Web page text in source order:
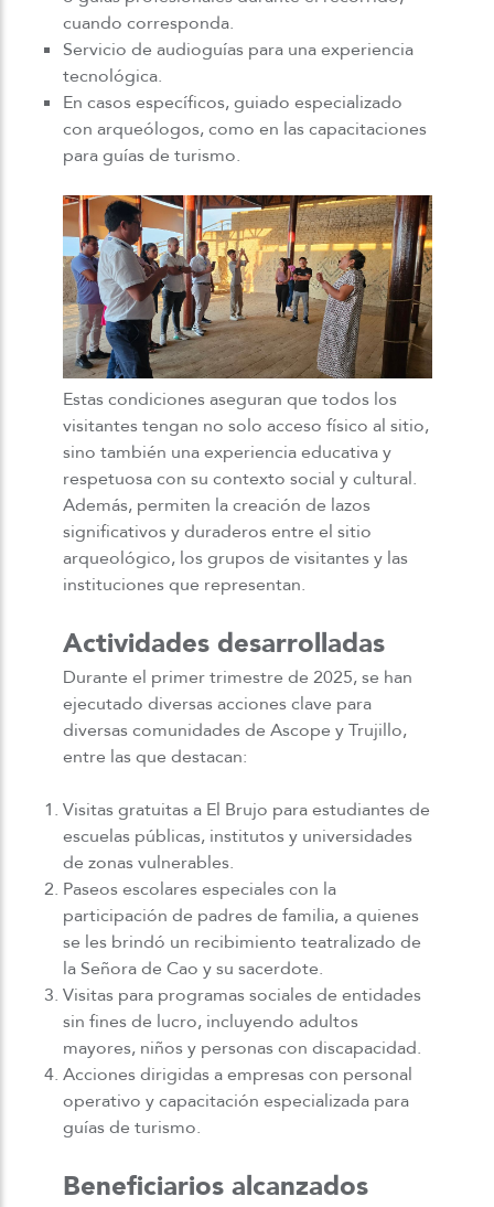
cuando corresponda.
Servicio de audioguías para una experiencia
tecnológica.
En casos específicos, guiado especializado
con arqueólogos, como en las capacitaciones
para guías de turismo.
Estas condiciones aseguran que todos los
visitantes tengan no solo acceso físico al sitio,
sino también una experiencia educativa y
respetuosa con su contexto social y cultural.
Además, permiten la creación de lazos
significativos y duraderos entre el sitio
arqueológico, los grupos de visitantes y las
instituciones que representan.
Actividades desarrolladas
Durante el primer trimestre de 2025, se han
ejecutado diversas acciones clave para
diversas comunidades de Ascope y Trujillo,
entre las que destacan:
Visitas gratuitas a El Brujo para estudiantes de
escuelas públicas, institutos y universidades
de zonas vulnerables.
Paseos escolares especiales con la
participación de padres de familia, a quienes
se les brindó un recibimiento teatralizado de
la Señora de Cao y su sacerdote.
Visitas para programas sociales de entidades
sin fines de lucro, incluyendo adultos
mayores, niños y personas con discapacidad.
Acciones dirigidas a empresas con personal
operativo y capacitación especializada para
guías de turismo.
Beneficiarios alcanzados